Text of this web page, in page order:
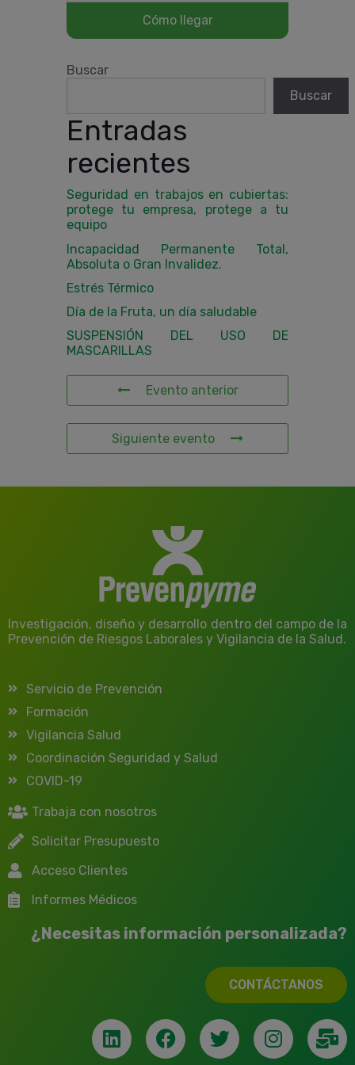
Buscar
Buscar
Entradas
recientes
Seguridad en trabajos en cubiertas:
protege tu empresa, protege a tu
equipo
Incapacidad Permanente Total,
Absoluta o Gran Invalidez.
Estrés Térmico
Día de la Fruta, un día saludable
SUSPENSIÓN DEL USO DE
MASCARILLAS
Evento anterior
Siguiente evento
Investigación, diseño y desarrollo dentro del campo de la
Prevención de Riesgos Laborales y Vigilancia de la Salud.
Servicio de Prevención
Formación
Vigilancia Salud
Coordinación Seguridad y Salud
COVID-19
Trabaja con nosotros
Solicitar Presupuesto
Acceso Clientes
Informes Médicos
¿Necesitas información personalizada?
CONTÁCTANOS